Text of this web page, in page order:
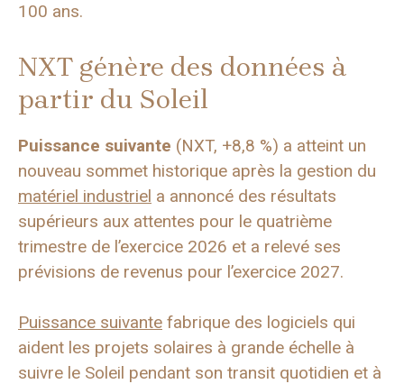
100 ans.
NXT génère des données à
partir du Soleil
Puissance suivante (NXT, +8,8 %) a atteint un
nouveau sommet historique après la gestion du
matériel industriel a annoncé des résultats
supérieurs aux attentes pour le quatrième
trimestre de l’exercice 2026 et a relevé ses
prévisions de revenus pour l’exercice 2027.
Puissance suivante fabrique des logiciels qui
aident les projets solaires à grande échelle à
suivre le Soleil pendant son transit quotidien et à